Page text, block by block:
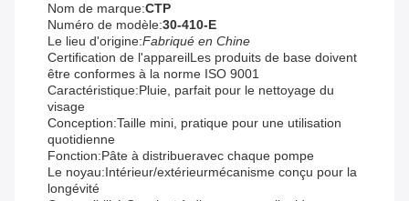
Nom de marque:CTP
Numéro de modèle:30-410-E
Le lieu d'origine:Fabriqué en Chine
Certification de l'appareilLes produits de base doivent
être conformes à la norme ISO 9001
Caractéristique:Pluie, parfait pour le nettoyage du
visage
Conception:Taille mini, pratique pour une utilisation
quotidienne
Fonction:Pâte à distribueravec chaque pompe
Le noyau:Intérieur/extérieurmécanisme conçu pour la
longévité